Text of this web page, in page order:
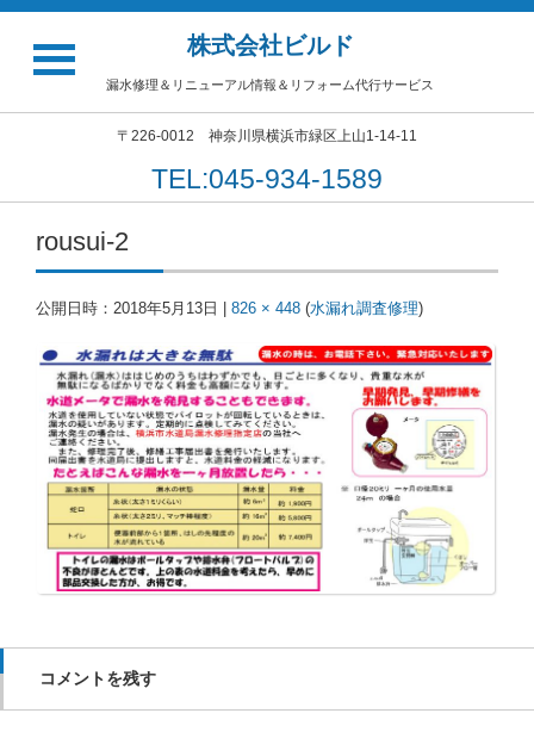
株式会社ビルド
漏水修理＆リニューアル情報＆リフォーム代行サービス
〒226-0012 神奈川県横浜市緑区上山1-14-11
TEL:045-934-1589
rousui-2
公開日時： 2018年5月13日 826 × 448 (水漏れ調査修理)
コメントを残す